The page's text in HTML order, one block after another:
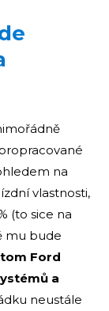
na
vlastnosti,
(to sice na
mu bude
Ford
a
neustále